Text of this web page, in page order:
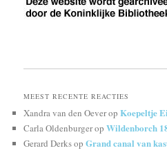
MEEST RECENTE REACTIES
Xandra van den OeveropKoepeltje
Carla OldenburgeropWildenborch
Gerard DerksopGrand canal van